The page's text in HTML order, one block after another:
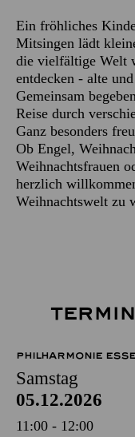
Ein fröhliches
Mitsingen lädt
die vielfältige Welt
entdecken - alte
Gemeinsam
Reise durch
Ganz besonders
Ob Engel,
Weihnachtsfrauen
herzlich
Weihnachtswelt zu
PHILHARMONIE
Samstag
05.12.2026
11:00 - 12:00